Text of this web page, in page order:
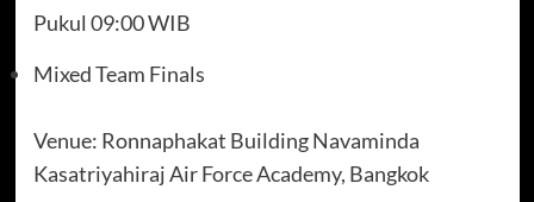
Pukul 09:00 WIB
Mixed Team Finals
Venue: Ronnaphakat Building Navaminda
Kasatriyahiraj Air Force Academy, Bangkok